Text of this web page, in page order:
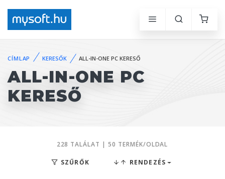
CÍMLAP KERESŐK ALL-IN-ONE PC KERESŐ
ALL-IN-ONE PC
KERESŐ
228 TALÁLAT | 50 TERMÉK/OLDAL
SZŰRŐK RENDEZÉS